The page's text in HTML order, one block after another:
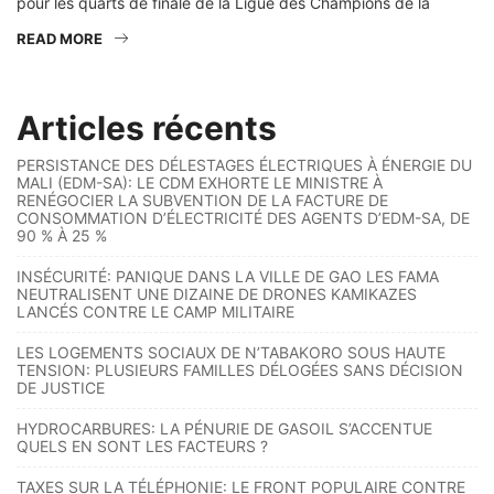
READ MORE
Articles récents
PERSISTANCE DES DÉLESTAGES ÉLECTRIQUES À ÉNERGIE DU
MALI (EDM-SA): LE CDM EXHORTE LE MINISTRE À
RENÉGOCIER LA SUBVENTION DE LA FACTURE DE
CONSOMMATION D’ÉLECTRICITÉ DES AGENTS D’EDM-SA, DE
90 % À 25 %
INSÉCURITÉ: PANIQUE DANS LA VILLE DE GAO LES FAMA
NEUTRALISENT UNE DIZAINE DE DRONES KAMIKAZES
LANCÉS CONTRE LE CAMP MILITAIRE
LES LOGEMENTS SOCIAUX DE N’TABAKORO SOUS HAUTE
TENSION: PLUSIEURS FAMILLES DÉLOGÉES SANS DÉCISION
DE JUSTICE
HYDROCARBURES: LA PÉNURIE DE GASOIL S’ACCENTUE
QUELS EN SONT LES FACTEURS ?
TAXES SUR LA TÉLÉPHONIE: LE FRONT POPULAIRE CONTRE